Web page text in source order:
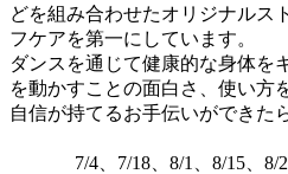
どを組み合わせたオリジナルス
フケアを第一にしています。
ダンスを通じて健康的な身体を
を動かすことの面白さ、使い方
自信が持てるお手伝いができた
7/4、7/18、8/1、8/15、8/